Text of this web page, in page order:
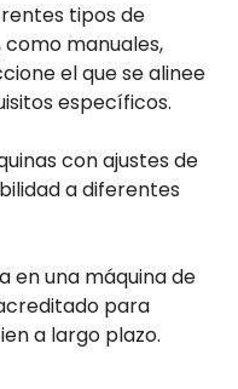
tipos de
como manuales,
el que se alinee
específicos.
con ajustes de
a diferentes
en una máquina de
para
a largo plazo.